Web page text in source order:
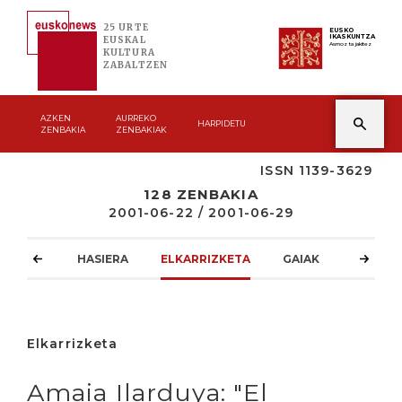
25 URTE
EUSKAL
KULTURA
ZABALTZEN
EUSKO
IKASKUNTZA
Asmoz ta jakitez
AZKEN
ZENBAKIA
AURREKO
ZENBAKIAK
HARPIDETU
ISSN 1139-3629
128 ZENBAKIA
2001-06-22 / 2001-06-29
HASIERA ELKARRIZKETA GAIAK
Elkarrizketa
Amaia Ilarduya: "El